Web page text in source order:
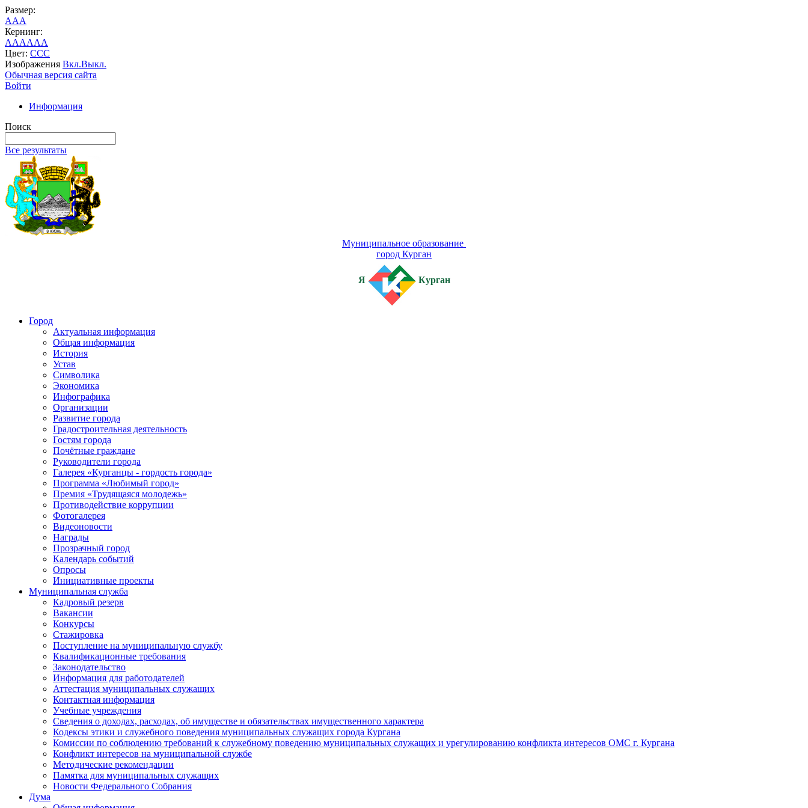
Размер:
AAA
Кернинг:
AAAAAA
Цвет: CCC
Изображения Вкл.Выкл.
Обычная версия сайта
Войти
Информация
Поиск
Все результаты
Муниципальное образование
город Курган
Я Курган
Город
Актуальная информация
Общая информация
История
Устав
Символика
Экономика
Инфографика
Организации
Развитие города
Градостроительная деятельность
Гостям города
Почётные граждане
Руководители города
Галерея «Курганцы - гордость города»
Программа «Любимый город»
Премия «Трудящаяся молодежь»
Противодействие коррупции
Фотогалерея
Видеоновости
Награды
Прозрачный город
Календарь событий
Опросы
Инициативные проекты
Муниципальная служба
Кадровый резерв
Вакансии
Конкурсы
Стажировка
Поступление на муниципальную службу
Квалификационные требования
Законодательство
Информация для работодателей
Аттестация муниципальных служащих
Контактная информация
Учебные учреждения
Сведения о доходах, расходах, об имуществе и обязательствах имущественного характера
Кодексы этики и служебного поведения муниципальных служащих города Кургана
Комиссии по соблюдению требований к служебному поведению муниципальных служащих и урегулированию конфликта интересов ОМС г. Кургана
Конфликт интересов на муниципальной службе
Методические рекомендации
Памятка для муниципальных служащих
Новости Федерального Cобрания
Дума